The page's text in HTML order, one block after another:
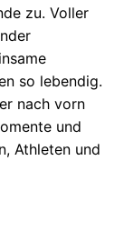
zu. Voller
so lebendig.
nach vorn
und
Athleten und